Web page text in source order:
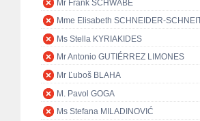
Mr Frank SCHWABE
Mme Elisabeth SCHNEIDER-
Ms Stella KYRIAKIDES
Mr Antonio GUTIÉRREZ LIMONES
Mr Ľuboš BLAHA
M. Pavol GOGA
Ms Stefana MILADINOVIĆ